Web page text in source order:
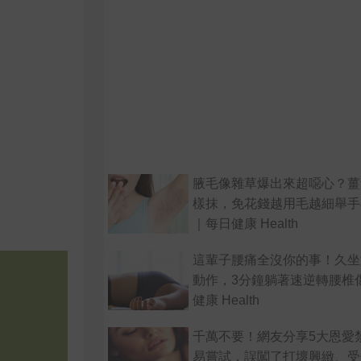
腋毛像雜草爆出來超噁心？
樣抹，免花錢越用毛越細舉
｜每日健康 Health
這輩子腰痛全沒你的事！久
動作，3分鐘躺著速逆轉腰椎
健康 Health
千萬不要！網友分享5大恩愛
易嘗試，誤闖了打壞興緻、